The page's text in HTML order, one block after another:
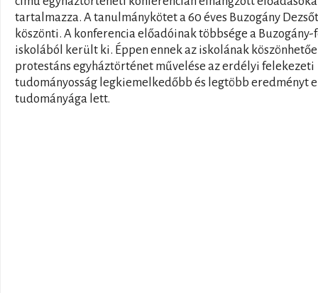
tartalmazza. A tanulmánykötet a 60 éves Buzogány Dezsőt
köszönti. A konferencia előadóinak többsége a Buzogány-
iskolából került ki. Éppen ennek az iskolának
protestáns egyháztörténet művelése az erdélyi felekezeti
tudományosság legkiemelkedőbb és legtöbb eredményt
tudományága lett.